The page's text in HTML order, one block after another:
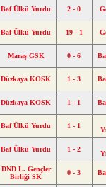
Baf Ülkü Yurdu 2 - 0
Baf Ülkü Yurdu 19 - 1
Maraş GSK 0 - 6
Düzkaya KOSK 1 - 3
Düzkaya KOSK 1 - 1
Baf Ülkü Yurdu 1 - 1
Baf Ülkü Yurdu 1 - 2
DND L. Gençler
Birliği SK
0 - 3